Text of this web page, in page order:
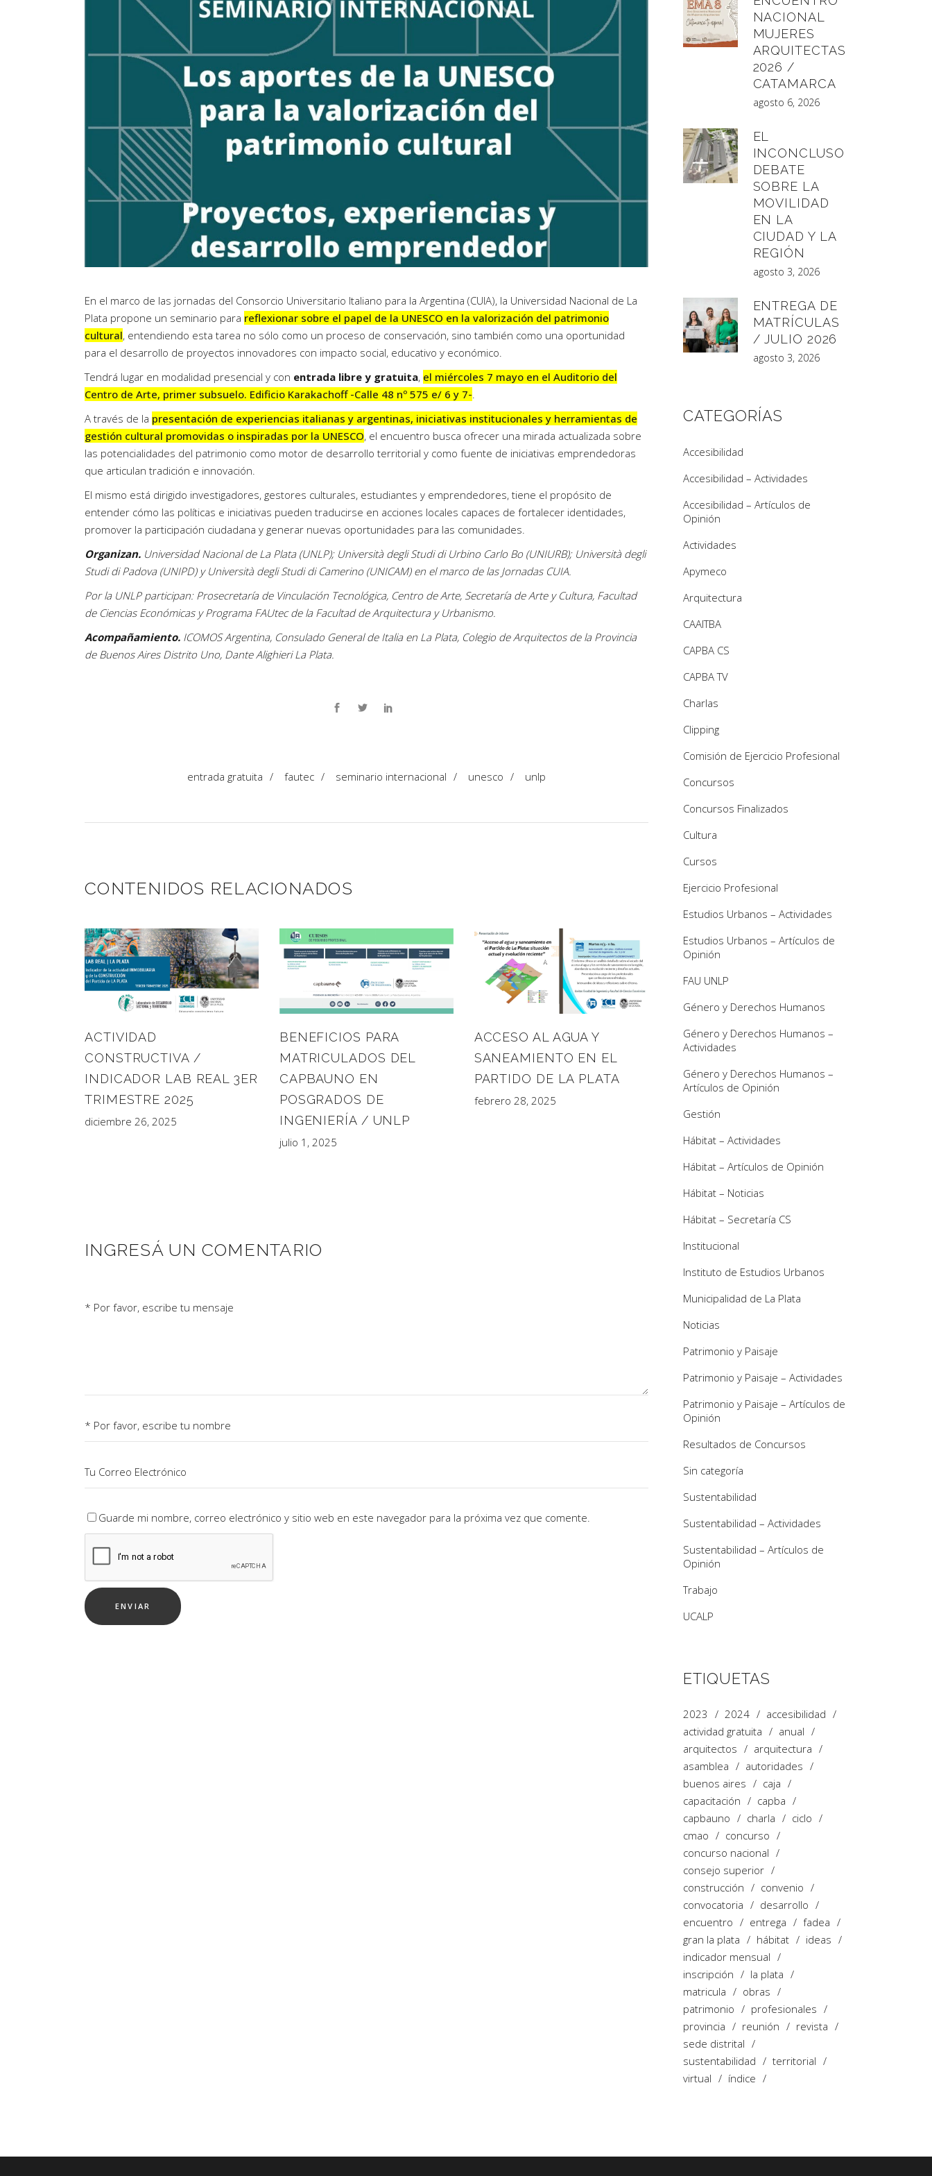
Artículos de Opinión
En el marco de las jornadas del Consorcio Universitario Italiano para la Argentina (CUIA), la Universidad Nacional de La
Plata propone un seminario para reflexionar sobre el papel de la UNESCO en la valorización del patrimonio
cultural, entendiendo esta tarea no sólo como un proceso de conservación, sino también como una oportunidad
para el desarrollo de proyectos innovadores con impacto social, educativo y económico.
Tendrá lugar en modalidad presencial y con entrada libre y gratuita, el miércoles 7 mayo en el Auditorio del
Centro de Arte, primer subsuelo. Edificio Karakachoff -Calle 48 nº 575 e/ 6 y 7-
A través de la presentación de experiencias italianas y argentinas, iniciativas institucionales y herramientas de
gestión cultural promovidas o inspiradas por la UNESCO, el encuentro busca ofrecer una mirada actualizada sobre
las potencialidades del patrimonio como motor de desarrollo territorial y como fuente de iniciativas emprendedoras
que articulan tradición e innovación.
El mismo está dirigido investigadores, gestores culturales, estudiantes y emprendedores, tiene el propósito de
entender cómo las políticas e iniciativas pueden traducirse en acciones locales capaces de fortalecer identidades,
promover la participación ciudadana y generar nuevas oportunidades para las comunidades.
Organizan. Universidad Nacional de La Plata (UNLP); Università degli Studi di Urbino Carlo Bo (UNIURB); Università degli
Studi di Padova (UNIPD) y Università degli Studi di Camerino (UNICAM) en el marco de las Jornadas CUIA.
Por la UNLP participan: Prosecretaría de Vinculación Tecnológica, Centro de Arte, Secretaría de Arte y Cultura, Facultad
de Ciencias Económicas y Programa FAUtec de la Facultad de Arquitectura y Urbanismo.
Acompañamiento. ICOMOS Argentina, Consulado General de Italia en La Plata, Colegio de Arquitectos de la Provincia
de Buenos Aires Distrito Uno, Dante Alighieri La Plata.
entrada gratuita / fautec / seminario internacional / unesco / unlp
CONTENIDOS RELACIONADOS
ACTIVIDAD
CONSTRUCTIVA /
INDICADOR LAB REAL 3ER
TRIMESTRE 2025
diciembre 26, 2025
BENEFICIOS PARA
MATRICULADOS DEL
CAPBAUNO EN
POSGRADOS DE
INGENIERÍA / UNLP
julio 1, 2025
ACCESO AL AGUA Y
SANEAMIENTO EN EL
PARTIDO DE LA PLATA
febrero 28, 2025
INGRESÁ UN COMENTARIO
Guarde mi nombre, correo electrónico y sitio web en este navegador para la próxima vez que comente.
NACIONAL
MUJERES
ARQUITECTAS
2026 /
CATAMARCA
agosto 6, 2026
EL
INCONCLUSO
DEBATE
SOBRE LA
MOVILIDAD
EN LA
CIUDAD Y LA
REGIÓN
agosto 3, 2026
ENTREGA DE
MATRÍCULAS
/ JULIO 2026
agosto 3, 2026
CATEGORÍAS
Accesibilidad
Accesibilidad – Actividades
Accesibilidad – Artículos de
Opinión
Actividades
Apymeco
Arquitectura
CAAITBA
CAPBA CS
CAPBA TV
Charlas
Clipping
Comisión de Ejercicio Profesional
Concursos
Concursos Finalizados
Cultura
Cursos
Ejercicio Profesional
Estudios Urbanos – Actividades
Estudios Urbanos – Artículos de
Opinión
FAU UNLP
Género y Derechos Humanos
Género y Derechos Humanos –
Actividades
Género y Derechos Humanos –
Artículos de Opinión
Gestión
Hábitat – Actividades
Hábitat – Artículos de Opinión
Hábitat – Noticias
Hábitat – Secretaría CS
Institucional
Instituto de Estudios Urbanos
Municipalidad de La Plata
Noticias
Patrimonio y Paisaje
Patrimonio y Paisaje – Actividades
Patrimonio y Paisaje – Artículos de
Opinión
Resultados de Concursos
Sin categoría
Sustentabilidad
Sustentabilidad – Actividades
Sustentabilidad – Artículos de
Opinión
Trabajo
UCALP
ETIQUETAS
2023 2024
accesibilidad
actividad gratuita
anual
arquitectos
arquitectura
asamblea
autoridades
buenos aires
caja
capacitación
capba
capbauno
charla
ciclo
cmao
concurso
concurso nacional
consejo superior
construcción
convenio
convocatoria
desarrollo
encuentro
entrega
fadea
gran la plata
hábitat
ideas
indicador mensual
inscripción
la plata
matricula
obras
patrimonio
profesionales
provincia
reunión
revista
sede distrital
sustentabilidad
territorial
virtual
índice